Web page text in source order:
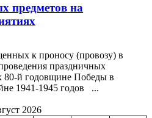
предметов на
к проносу (провозу) в
праздничных
80-й годовщине Победы в
1941-1945 годов ...
2026